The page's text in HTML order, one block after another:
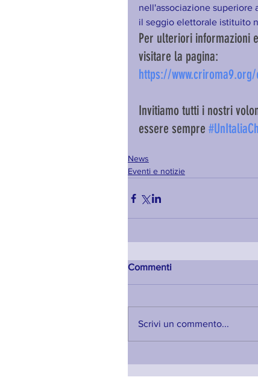
nell'associazione superiore
il seggio elettorale istituito
Per ulteriori informazioni
visitare la pagina:
https://
Invitiamo tutti i nostri
essere sempre
News
Eventi e notizie
Commenti
Scrivi un commento...